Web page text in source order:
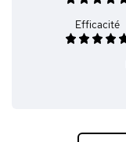
Efficacité